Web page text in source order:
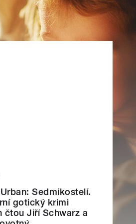
Sedmikostelí.
gotický krimi
čtou Jiří Schwarz a